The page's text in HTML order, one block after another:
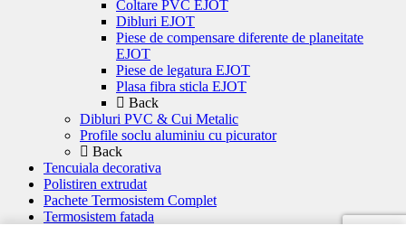
Coltare PVC EJOT
Dibluri EJOT
Piese de compensare diferente de planeitate
EJOT
Piese de legatura EJOT
Plasa fibra sticla EJOT
Back
Dibluri PVC & Cui Metalic
Profile soclu aluminiu cu picurator
Back
Tencuiala decorativa
Polistiren extrudat
Pachete Termosistem Complet
Termosistem fatada